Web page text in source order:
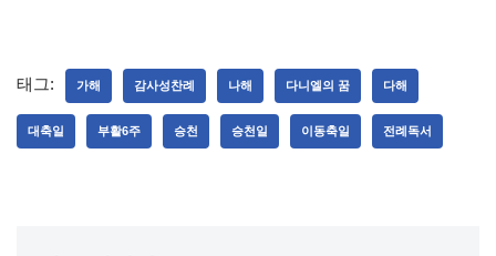
태그: 가해 감사성찬례 나해 다니엘의 꿈 다해
대축일 부활6주 승천 승천일 이동축일 전례독서